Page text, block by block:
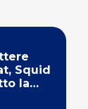
Squid
la